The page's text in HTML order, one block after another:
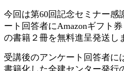
今回は第60回記念セミナー感
ート回答者にAmazonギフト
の書籍２冊を無料進呈発送し
受講後のアンケート回答者に
書籍化した全建センター発行